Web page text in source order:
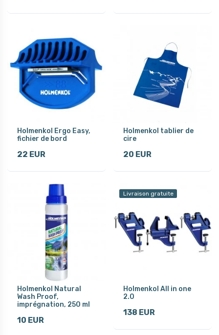
Holmenkol Ergo Easy,
fichier de bord
22 EUR
Holmenkol tablier de
cire
20 EUR
Holmenkol Natural
Wash Proof,
imprégnation, 250 ml
10 EUR
Livraison gratuite
Holmenkol All in one
2.0
138 EUR